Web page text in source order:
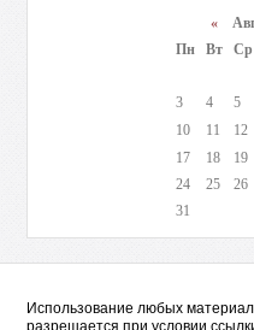
«
Пн
Вт Ср
3
4 5
10
11 12
17
18 19
24
25 26
31
Использование любых